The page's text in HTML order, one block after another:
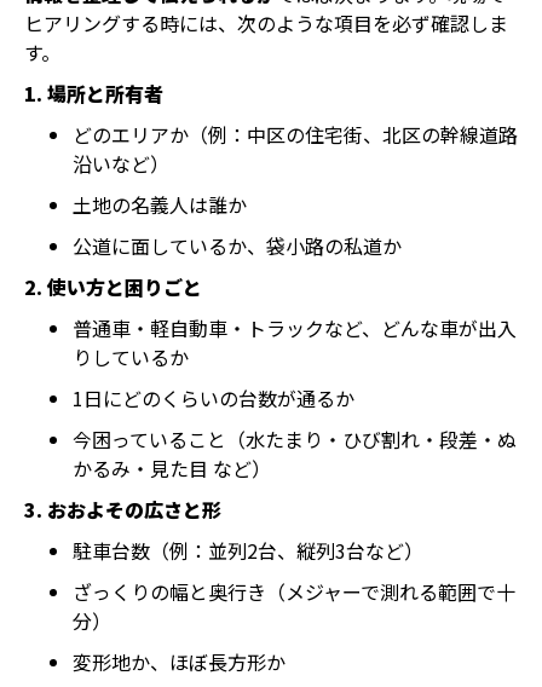
ヒアリングする時には、次のような項目を必ず確認しま
す。
1. 場所と所有者
どのエリアか（例：中区の住宅街、北区の幹線道路
沿いなど）
土地の名義人は誰か
公道に面しているか、袋小路の私道か
2. 使い方と困りごと
普通車・軽自動車・トラックなど、どんな車が出入
りしているか
1日にどのくらいの台数が通るか
今困っていること（水たまり・ひび割れ・段差・ぬ
かるみ・見た目 など）
3. おおよその広さと形
駐車台数（例：並列2台、縦列3台など）
ざっくりの幅と奥行き（メジャーで測れる範囲で十
分）
変形地か、ほぼ長方形か